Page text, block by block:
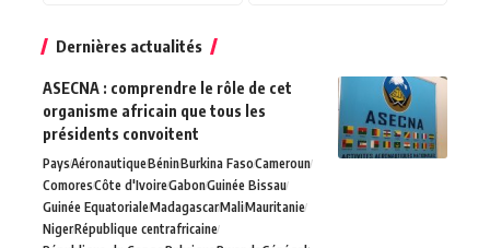
Dernières actualités
ASECNA : comprendre le rôle de cet
organisme africain que tous les
présidents convoitent
PaysAéronautiqueBéninBurkina FasoCameroun
ComoresCôte d'IvoireGabonGuinée Bissau
Guinée EquatorialeMadagascarMaliMauritanie
NigerRépublique centrafricaine